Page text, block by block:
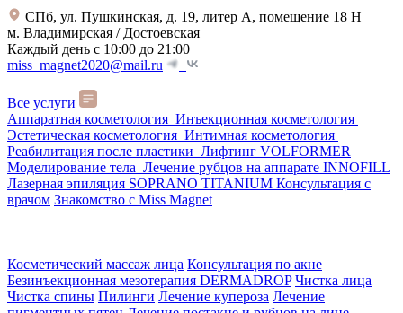
СПб, ул. Пушкинская, д. 19, литер А, помещение 18 Н
м. Владимирская / Достоевская
Каждый день с 10:00 до 21:00
miss_magnet2020@mail.ru
Все услуги
Аппаратная косметология Инъекционная косметология
Эстетическая косметология Интимная косметология
Реабилитация после пластики Лифтинг VOLFORMER
Моделирование тела Лечение рубцов на аппарате INNOFILL
Лазерная эпиляция SOPRANO TITANIUM Консультация с
врачом Знакомство с Miss Magnet
Косметический массаж лица Консультация по акне
Безинъекционная мезотерапия DERMADROP Чистка лица
Чистка спины Пилинги Лечение купероза Лечение